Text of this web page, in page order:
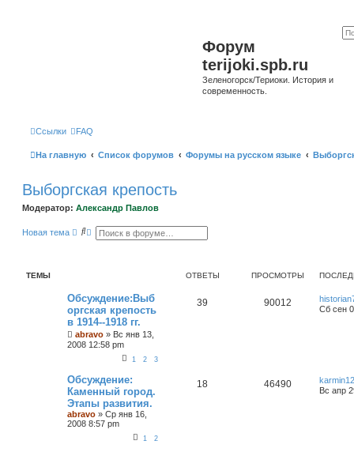
Форум
terijoki.spb.ru
Зеленогорск/Териоки. История и
современность.
Ссылки FAQ
На главную Список форумов Форумы на русском языке
Выборгская крепость
Модератор: Александр Павлов
Новая тема
П Р
н
ы
й
п
о
ТЕМЫ ОТВЕТЫ ПРОСМОТРЫ
Обсуждение:Выб
оргская крепость
в 1914--1918 гг.
abravo » Вс янв 13,
2008 12:58 pm
1 2 3
39 90012
Сб сен
Обсуждение:
Каменный город.
Этапы развития.
abravo » Ср янв 16,
2008 8:57 pm
1 2
18 46490
Вс апр